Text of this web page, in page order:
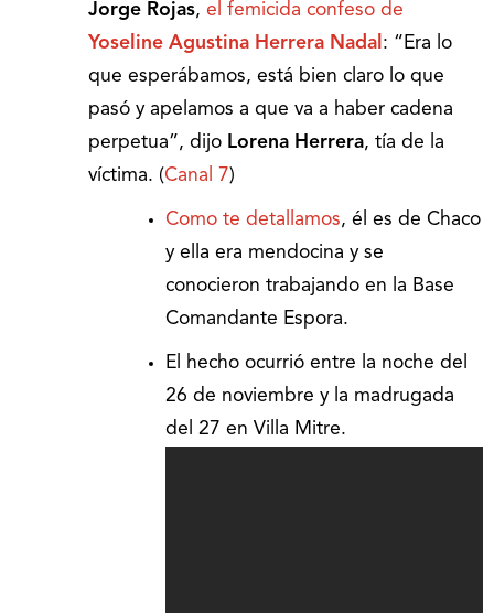
Jorge Rojas, el femicida confeso de
Yoseline Agustina Herrera Nadal : “Era lo
que esperábamos, está bien claro lo que
pasó y apelamos a que va a haber cadena
perpetua”, dijo Lorena Herrera, tía de la
víctima. (Canal 7)
Como te detallamos, él es de Chaco
y ella era mendocina y se
conocieron trabajando en la Base
Comandante Espora.
El hecho ocurrió entre la noche del
26 de noviembre y la madrugada
del 27 en Villa Mitre.